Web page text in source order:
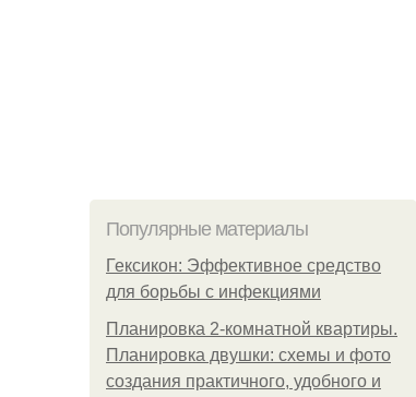
Популярные материалы
Гексикон: Эффективное средство
для борьбы с инфекциями
Планировка 2-комнатной квартиры.
Планировка двушки: схемы и фото
создания практичного, удобного и